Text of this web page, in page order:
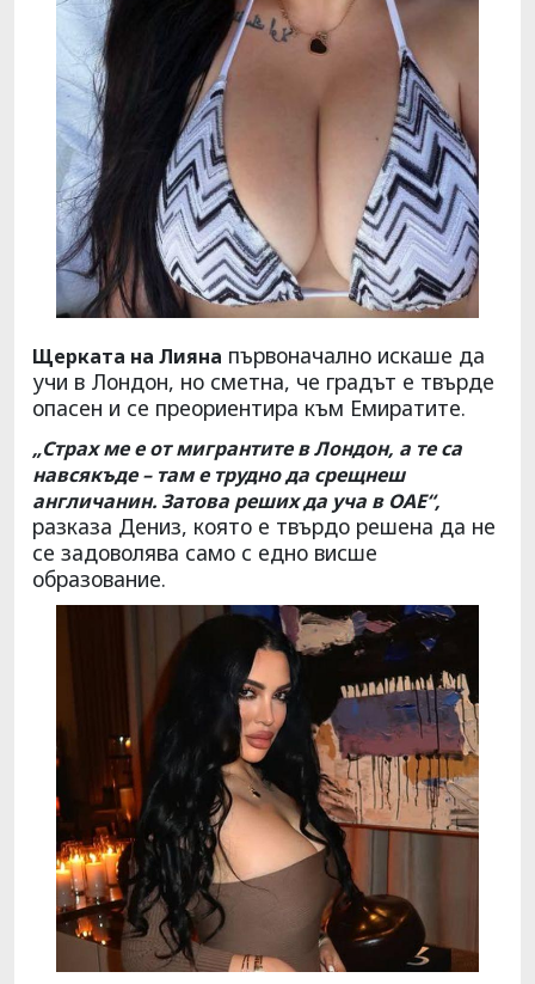
Щерката на Лияна първоначално искаше да
учи в Лондон, но сметна, че градът е твърде
опасен и се преориентира към Емиратите.
„Страх ме е от мигрантите в Лондон, а те са
навсякъде – там е трудно да срещнеш
англичанин. Затова реших да уча в ОАЕ“,
разказа Дениз, която е твърдо решена да не
се задоволява само с едно висше
образование.